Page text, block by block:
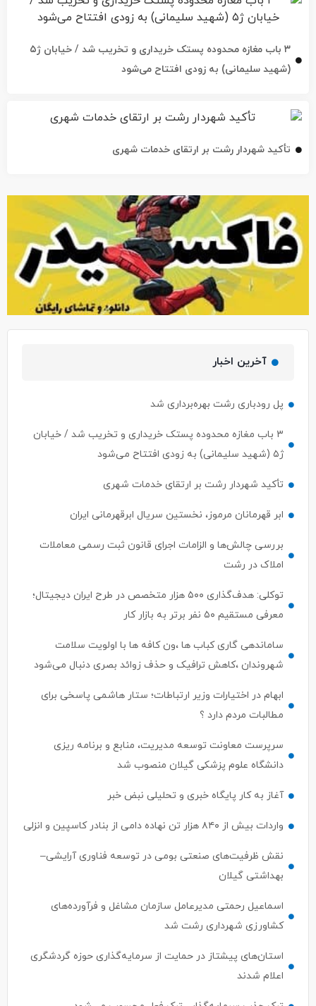
۳ باب مغازه محدوده پستک خریداری و تخریب شد / خیابان ژ۵
(شهید سلیمانی) به زودی افتتاح می‌شود
تأکید شهردار رشت بر ارتقای خدمات شهری
آخرین اخبار
پل رودباری رشت بهره‌برداری شد
۳ باب مغازه محدوده پستک خریداری و تخریب شد / خیابان
ژ۵ (شهید سلیمانی) به زودی افتتاح می‌شود
تأکید شهردار رشت بر ارتقای خدمات شهری
ابر قهرمانان مرموز، نخستین سریال ابرقهرمانی ایران
بررسی چالش‌ها و الزامات اجرای قانون ثبت رسمی معاملات
املاک در رشت
توکلی: هدف‌گذاری ۵۰۰ هزار متخصص در طرح ایران دیجیتال؛
معرفی مستقیم ۵۰ نفر برتر به بازار کار
ساماندهی گاری کباب ها ،ون کافه ها با اولویت سلامت
شهروندان ،کاهش ترافیک و حذف زوائد بصری دنبال می‌شود
ابهام در اختیارات وزیر ارتباطات؛ ستار هاشمی پاسخی برای
مطالبات مردم دارد ؟
سرپرست معاونت توسعه مدیریت، منابع و برنامه ریزی
دانشگاه علوم پزشکی گیلان منصوب شد
آغاز به کار پایگاه خبری و تحلیلی نبض خبر
واردات بیش از ۸۴۰ هزار تن نهاده دامی از بنادر كاسپین و انزلی
نقش ظرفیت‌های صنعتی بومی در توسعه فناوری آرایشی–
بهداشتی گیلان
اسماعیل رحمتی مدیرعامل سازمان مشاغل و فرآورده‌های
کشاورزی شهرداری رشت شد
استان‌های پیشتاز در حمایت از سرمایه‌گذاری حوزه گردشگری
اعلام شدند